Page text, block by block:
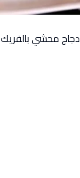
دجاج محشي بالفريك